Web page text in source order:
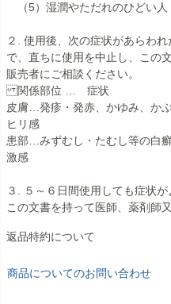
（5）湿潤やただれのひどい人
２. 使用後、次の症状があらわ
で、直ちに使用を中止し、この
販売者にご相談ください。
関係部位 … 症状
皮膚…発疹・発赤、かゆみ、か
ヒリ感
患部…みずむし・たむし等の白
激感
３. ５～６日間使用しても症状
この文書を持って医師、薬剤師
返品特約について
商品についてのお問い合わせ